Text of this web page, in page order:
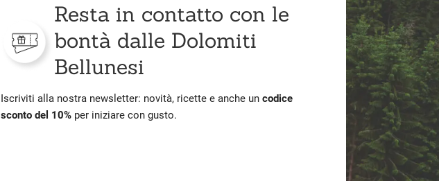
Resta in contatto con le
bontà dalle Dolomiti
Bellunesi
Iscriviti alla nostra newsletter: novità, ricette e anche un codice
sconto del 10% per iniziare con gusto.